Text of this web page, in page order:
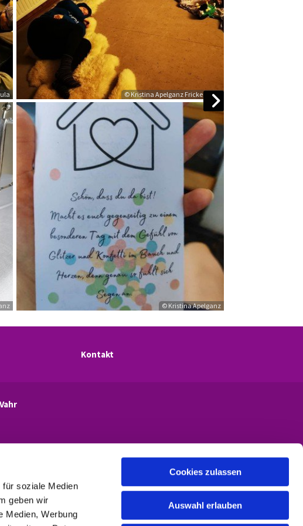
für soziale Medien
geben wir
Medien, Werbung
Cookies zulassen
Auswahl erlauben
© Kristina Apelganz Fricke Paula
© Kristina Apelganz
Kontakt